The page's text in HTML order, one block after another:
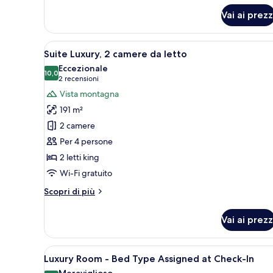
Vai ai
Apri
tutte
le
foto
per
Suite
Luxury,
2
camere
da
letto
Una camera d'albergo con
5
Suite Luxury, 2 camere da letto
10,010,0 su 10
Eccezionale
2 recensioni
(2
recensioni)
Vista montagna
191 m²
2 camere
Per 4 persone
2 letti king
Wi-Fi gratuito
Scopri di più
Altri
Luxury,
camere
Vai ai
Apri
tutte
Una camera d'albergo
6
Luxury Room - Bed Type Assigned at Check-In